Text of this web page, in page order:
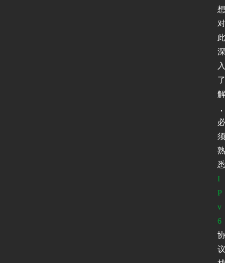
想
对
此
深
入
了
解
，
必
须
熟
悉
I
P
v
6
协
议